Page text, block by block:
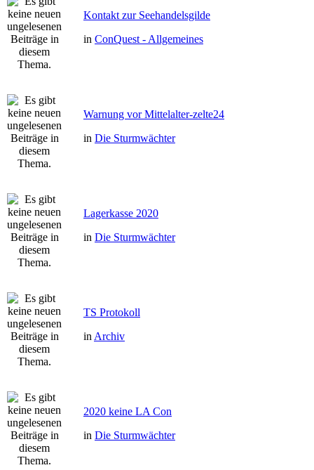
Kontakt zur Seehandelsgilde
in ConQuest - Allgemeines
Warnung vor Mittelalter-zelte24
in Die Sturmwächter
Lagerkasse 2020
in Die Sturmwächter
TS Protokoll
in Archiv
2020 keine LA Con
in Die Sturmwächter